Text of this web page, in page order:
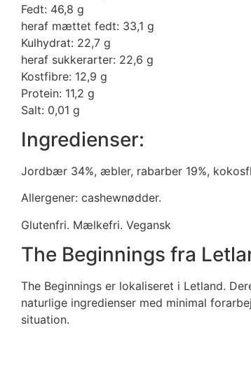
Fedt: 46,8 g
heraf mættet fedt: 33,1 g
Kulhydrat: 22,7 g
heraf sukkerarter: 22,6 g
Kostfibre: 12,9 g
Protein: 11,2 g
Salt: 0,01 g
Ingredienser:
Jordbær 34%, æbler, rabarber 19%,
Allergener: cashewnødder.
Glutenfri. Mælkefri. Vegansk
The Beginnings fra
The Beginnings er lokaliseret i Letland.
naturlige ingredienser med minimal
situation.